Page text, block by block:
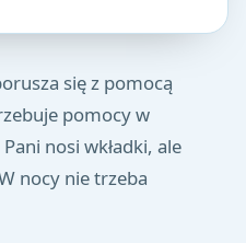
się z pomocą
pomocy w
nosi wkładki, ale
nocy nie trzeba